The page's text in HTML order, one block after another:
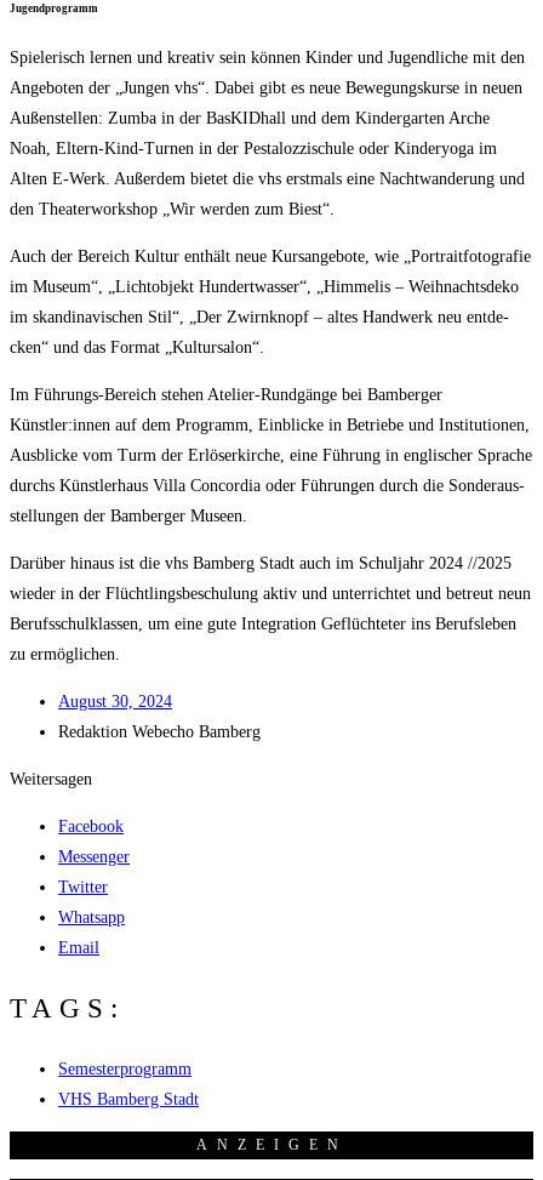
Jugend­pro­gramm
Spie­le­risch ler­nen und krea­tiv sein kön­nen Kin­der und Jugend­li­che mit den
Ange­bo­ten der „Jun­gen vhs“. Dabei gibt es neue Bewe­gungs­kur­se in neu­en
Außen­stel­len: Zum­ba in der Bas­KID­hall und dem Kin­der­gar­ten Arche
Noah, Eltern-Kind-Tur­nen in der Pes­ta­loz­zi­schu­le oder Kin­der­yo­ga im
Alten E‑Werk. Außer­dem bie­tet die vhs erst­mals eine Nacht­wan­de­rung und
den Thea­ter­work­shop „Wir wer­den zum Biest“.
Auch der Bereich Kul­tur ent­hält neue Kurs­an­ge­bo­te, wie „Por­trait­fo­to­gra­fie
im Muse­um“, „Licht­ob­jekt Hun­dert­was­ser“, „Him­me­lis – Weih­nachts­de­ko
im skan­di­na­vi­schen Stil“, „Der Zwirn­knopf – altes Hand­werk neu ent­de­
cken“ und das For­mat „Kul­tur­sa­lon“.
Im Füh­rungs-Bereich ste­hen Ate­lier-Rund­gän­ge bei Bam­ber­ger
Künstler:innen auf dem Pro­gramm, Ein­bli­cke in Betrie­be und Insti­tu­tio­nen,
Aus­bli­cke vom Turm der Erlö­ser­kir­che, eine Füh­rung in eng­li­scher Spra­che
durchs Künst­ler­haus Vil­la Con­cor­dia oder Füh­run­gen durch die Son­der­aus­
stel­lun­gen der Bam­ber­ger Museen.
Dar­über hin­aus ist die vhs Bam­berg Stadt auch im Schul­jahr 2024 /​/​2025
wie­der in der Flücht­lings­be­schu­lung aktiv und unter­rich­tet und betreut neun
Berufs­schul­klas­sen, um eine gute Inte­gra­ti­on Geflüch­te­ter ins Berufs­le­ben
zu ermöglichen.
August 30, 2024
Redak­ti­on Web­echo Bamberg
Weitersagen
Facebook
Messenger
Twitter
Whatsapp
Email
TAGS:
Semesterprogramm
VHS Bamberg Stadt
ANZEI­GEN